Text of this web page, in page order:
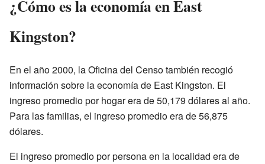
¿Cómo es la economía en East
Kingston?
En el año 2000, la Oficina del Censo también recogió
información sobre la economía de East Kingston. El
ingreso promedio por hogar era de 50,179 dólares al año.
Para las familias, el ingreso promedio era de 56,875
dólares.
El ingreso promedio por persona en la localidad era de